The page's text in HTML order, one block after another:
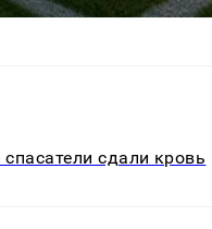
спасатели сдали кровь